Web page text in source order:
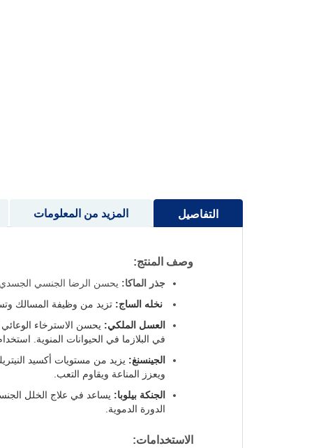
التفاصيل
وصف المنتج:
جذر الماكا: يحسن الرضا الجنسي الجسدي
نخله الساج: تزيد من وظيفة المسالك
العسل الملكي: يحسن الاسترخاء
في البلازما في الحيوانات المنوية.
الجينسنغ: يزيد من مستويات أكسيد
ويعزز المناعة ويقاوم التعب.
الجنكة بيلوبا: يساعد في علاج الخلل
الدورة الدموية.
الاستخدامات:
المزيد من المعلومات